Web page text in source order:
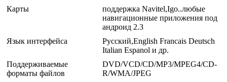
Карты
поддержка Navitel,Igo..любые
навигационные приложения под
андроид 2.3
Язык интерфейса
Русский,English Francais Deutsch
Italian Espanol и др.
Поддерживаемые
форматы файлов
DVD/VCD/CD/MP3/MPEG4/CD-
R/WMA/JPEG